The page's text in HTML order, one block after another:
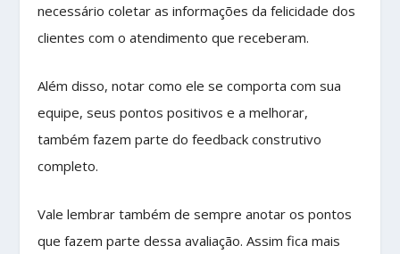
necessário coletar as informações da felicidade dos
clientes com o atendimento que receberam.
Além disso, notar como ele se comporta com sua
equipe, seus pontos positivos e a melhorar,
também fazem parte do feedback construtivo
completo.
Vale lembrar também de sempre anotar os pontos
que fazem parte dessa avaliação. Assim fica mais